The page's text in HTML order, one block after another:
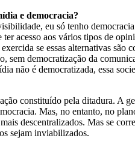
e democracia?
eu só tenho
acesso aos vários tipos de
se essas alternativas são
sem democratização da
não é democratizada, essa
constituído pela ditadura. A
Mas, no entanto, no
descentralizados. Mas se
sejam inviabilizados.